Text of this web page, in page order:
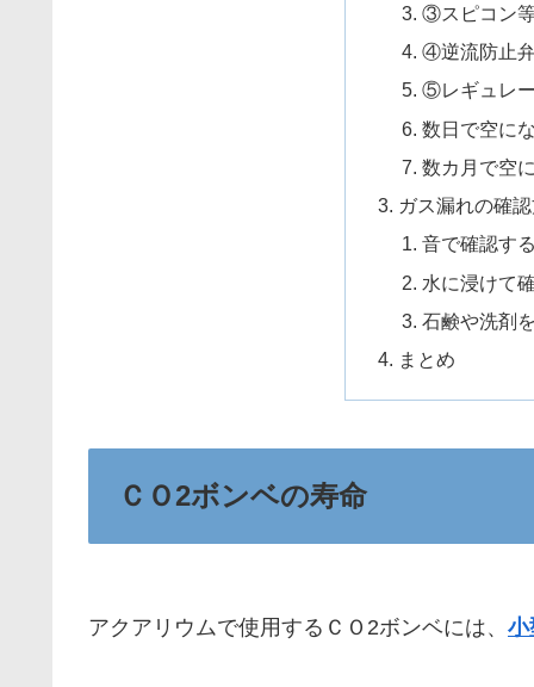
③スピコン
④逆流防止
⑤レギュレ
数日で空に
数カ月で空
ガス漏れの確
音で確認す
水に浸けて
石鹸や洗剤
まとめ
ＣＯ2ボンベの寿命
アクアリウムで使用するＣＯ2ボンベには、 小